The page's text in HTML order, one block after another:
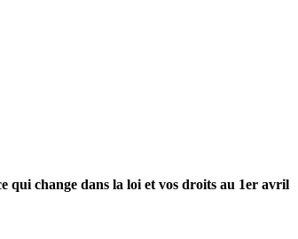
qui change dans la loi et vos droits au 1er avril